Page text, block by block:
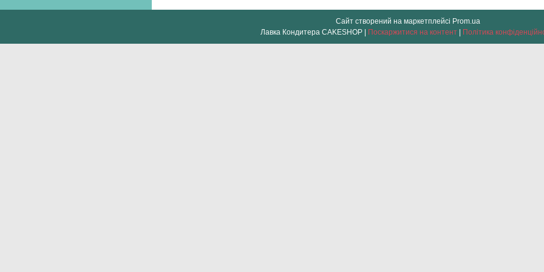
Сайт створений на маркетплейсі Prom.ua
Лавка Кондитера CAKESHOP | Поскаржитися на контент | Політика